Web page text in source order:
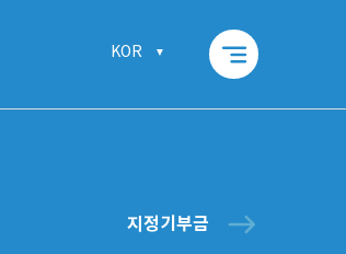
KOR segment
지정기부금 east